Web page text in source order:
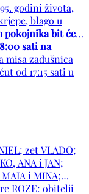
godini života,
blago u
pokojnika bit će
sati na
misa zadušnica
od 17:15 sati u
zet VLADO;
ANA i JAN;
i MINA;
ROZE; obitelji